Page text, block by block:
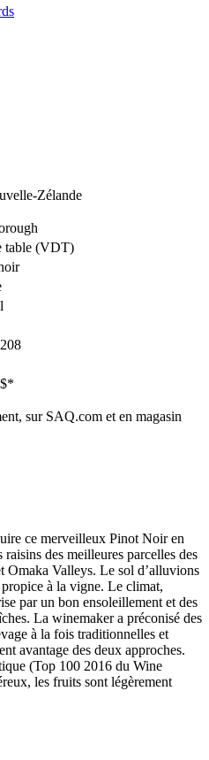
Zélande
table (VDT)
sur SAQ.com et en magasin
ce merveilleux Pinot Noir en
des meilleures parcelles des
Omaka Valleys. Le sol d’alluvions
à la vigne. Le climat,
par un bon ensoleillement et des
La winemaker a préconisé des
à la fois traditionnelles et
avantage des deux approches.
(Top 100 2016 du Wine
les fruits sont légèrement